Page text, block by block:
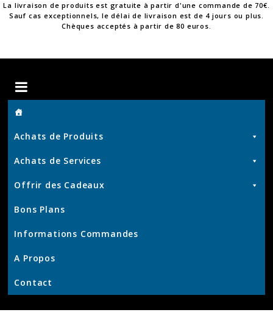
La livraison de produits est gratuite à partir d'une commande de 70€.
Sauf cas exceptionnels, le délai de livraison est de 4 jours ou plus.
Chèques acceptés à partir de 80 euros.
Boutique
de
Chris
Produits
et
Services
KrisWeb
–
Kristof'
–
Achats de Produits
Achats de Services
Offrir des Cadeaux
Bons Plans
Informations Commandes
A Propos
Contact